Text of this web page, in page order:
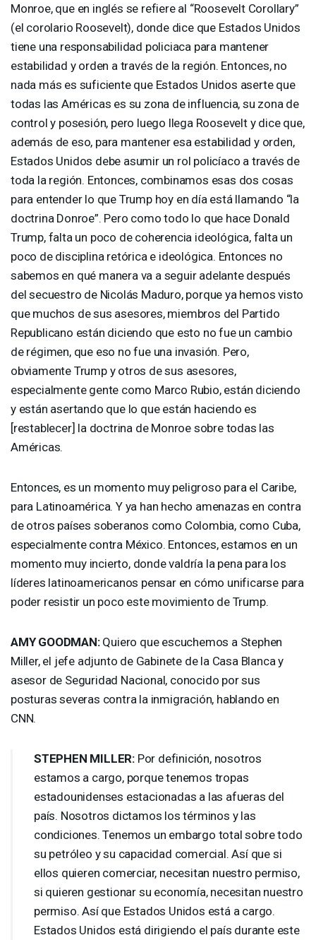
Monroe, que en inglés se refiere al “Roosevelt Corollary”
(el corolario Roosevelt), donde dice que Estados Unidos
tiene una responsabilidad policiaca para mantener
estabilidad y orden a través de la región. Entonces, no
nada más es suficiente que Estados Unidos aserte que
todas las Américas es su zona de influencia, su zona de
control y posesión, pero luego llega Roosevelt y dice que,
además de eso, para mantener esa estabilidad y orden,
Estados Unidos debe asumir un rol policíaco a través de
toda la región. Entonces, combinamos esas dos cosas
para entender lo que Trump hoy en día está llamando “la
doctrina Donroe”. Pero como todo lo que hace Donald
Trump, falta un poco de coherencia ideológica, falta un
poco de disciplina retórica e ideológica. Entonces no
sabemos en qué manera va a seguir adelante después
del secuestro de Nicolás Maduro, porque ya hemos visto
que muchos de sus asesores, miembros del Partido
Republicano están diciendo que esto no fue un cambio
de régimen, que eso no fue una invasión. Pero,
obviamente Trump y otros de sus asesores,
especialmente gente como Marco Rubio, están diciendo
y están asertando que lo que están haciendo es
[restablecer] la doctrina de Monroe sobre todas las
Américas.
Entonces, es un momento muy peligroso para el Caribe,
para Latinoamérica. Y ya han hecho amenazas en contra
de otros países soberanos como Colombia, como Cuba,
especialmente contra México. Entonces, estamos en un
momento muy incierto, donde valdría la pena para los
líderes latinoamericanos pensar en cómo unificarse para
poder resistir un poco este movimiento de Trump.
AMY GOODMAN:Quiero que escuchemos a Stephen
Miller, el jefe adjunto de Gabinete de la Casa Blanca y
asesor de Seguridad Nacional, conocido por sus
posturas severas contra la inmigración, hablando en
CNN.
STEPHEN MILLER: Por definición, nosotros
estamos a cargo, porque tenemos tropas
estadounidenses estacionadas a las afueras del
país. Nosotros dictamos los términos y las
condiciones. Tenemos un embargo total sobre todo
su petróleo y su capacidad comercial. Así que si
ellos quieren comerciar, necesitan nuestro permiso,
si quieren gestionar su economía, necesitan nuestro
permiso. Así que Estados Unidos está a cargo.
Estados Unidos está dirigiendo el país durante este